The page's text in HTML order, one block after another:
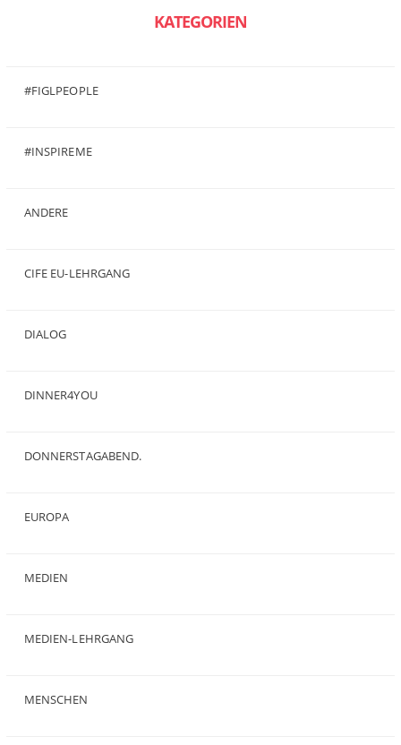
KATEGORIEN
#FIGLPEOPLE
#INSPIREME
ANDERE
CIFE EU-LEHRGANG
DIALOG
DINNER4YOU
DONNERSTAGABEND.
EUROPA
MEDIEN
MEDIEN-LEHRGANG
MENSCHEN